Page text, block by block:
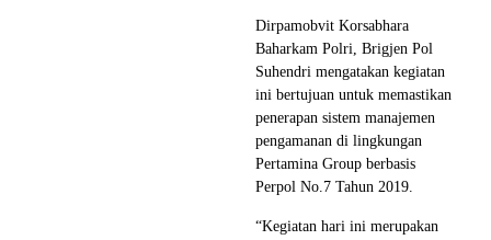
Dirpamobvit Korsabhara
Baharkam Polri, Brigjen Pol
Suhendri mengatakan kegiatan
ini bertujuan untuk memastikan
penerapan sistem manajemen
pengamanan di lingkungan
Pertamina Group berbasis
Perpol No.7 Tahun 2019.
“Kegiatan hari ini merupakan